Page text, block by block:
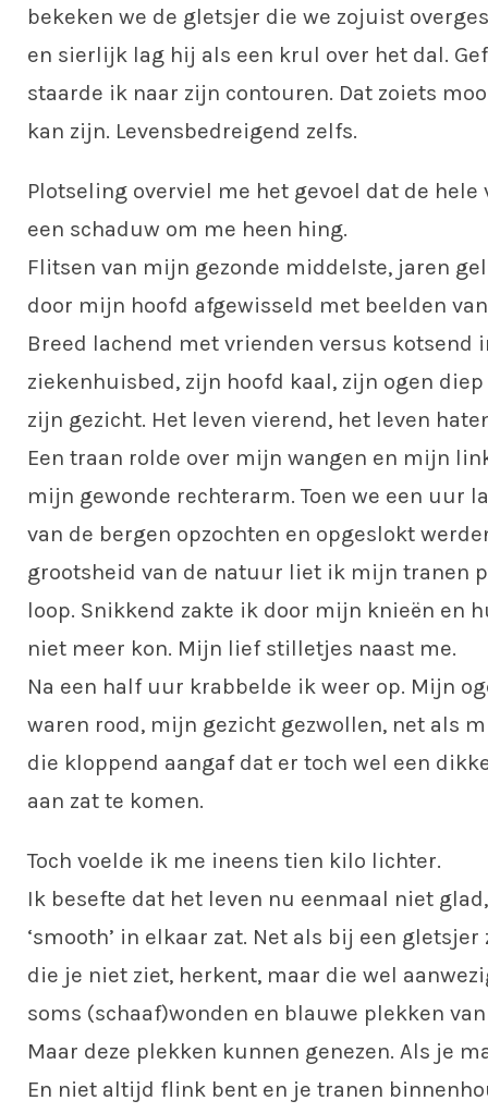
bekeken we de gletsjer die we zojuist
en sierlijk lag hij als een krul over het dal.
staarde ik naar zijn contouren. Dat zoiets
kan zijn. Levensbedreigend zelfs.
Plotseling overviel me het gevoel dat de hele
een schaduw om me heen hing.
Flitsen van mijn gezonde middelste, jaren
door mijn hoofd afgewisseld met beelden
Breed lachend met vrienden versus kotsend
ziekenhuisbed, zijn hoofd kaal, zijn ogen
zijn gezicht. Het leven vierend, het leven
Een traan rolde over mijn wangen en mijn
mijn gewonde rechterarm. Toen we een uur
van de bergen opzochten en opgeslokt
grootsheid van de natuur liet ik mijn tranen
loop. Snikkend zakte ik door mijn knieën en
niet meer kon. Mijn lief stilletjes naast me.
Na een half uur krabbelde ik weer op. Mijn
waren rood, mijn gezicht gezwollen, net als
die kloppend aangaf dat er toch wel een
aan zat te komen.
Toch voelde ik me ineens tien kilo lichter.
Ik besefte dat het leven nu eenmaal niet
‘smooth’ in elkaar zat. Net als bij een
die je niet ziet, herkent, maar die wel
soms (schaaf)wonden en blauwe plekken
Maar deze plekken kunnen genezen. Als je
En niet altijd flink bent en je tranen